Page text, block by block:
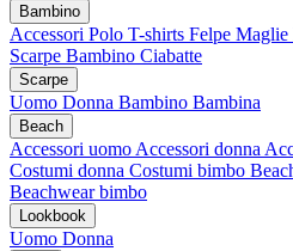
Bambino
Accessori Polo T-shirts Felpe Maglie
Scarpe Bambino Ciabatte
Scarpe
Uomo Donna Bambino Bambina
Beach
Accessori uomo Accessori donna
Costumi donna Costumi bimbo
Beachwear bimbo
Lookbook
Uomo Donna